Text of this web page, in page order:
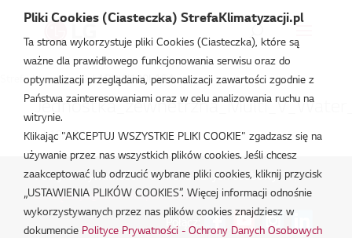
Strefa Klimatyzacji /ARBW140LAS4
lut 19, 2026
Polityka Prywatności - Ochrona danych osobowych.|
Zarządzaj zgodami na pliki cookie
Połącz:
Pliki Cookies (Ciasteczka) StrefaKlimatyzacji.pl
Ta strona wykorzystuje pliki Cookies (Ciasteczka), które są
ważne dla prawidłowego funkcjonowania serwisu oraz do
optymalizacji przeglądania, personalizacji zawartości zgodnie z
Państwa zainteresowaniami oraz w celu analizowania ruchu na
witrynie.
Klikając "AKCEPTUJ WSZYSTKIE PLIKI COOKIE" zgadzasz się na
używanie przez nas wszystkich plików cookies. Jeśli chcesz
zaakceptować lub odrzucić wybrane pliki cookies, kliknij przycisk
„USTAWIENIA PLIKÓW COOKIES”. Więcej informacji odnośnie
wykorzystywanych przez nas plików cookies znajdziesz w
dokumencie Polityce Prywatności - Ochrony Danych Osobowych